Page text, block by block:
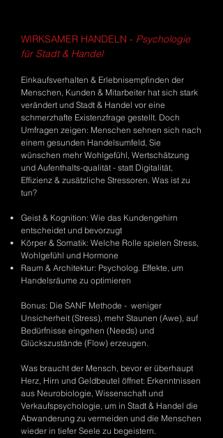
WIRKSAMER HANDELN - Psychologie
für Stadt & Handel
Einkaufsverhalten & Erlebnisempfinden der
Menschen, Kunden & Mitarbeiter hat sich stark
verändert und Stadt & Handel vor eine
schmerzhafte Existenzfrage gestellt. ​Doch
Umfragen zeigen: Menschen sehnen sich nach
einem gesunden Handelsumfeld, Sie
wünschen mehr Wohlgefühl, Wertschätzung
und Aufenthalts-qualität - statt Digitalität,
Effizienz & zusätzliche Stressoren. Was ist zu
tun?
Geist & Kognition: Wie das Kundengehirn
entscheidet und bevorzugt
Körper & Somatik: Welche Rolle spielen Stress,
Wohlgefühl und Hormone
Raum & Architektur: Psycholog. Effekte, um
Handelsräume zu optimieren
Bonus: Die SANF Methode - weniger
Unsicherheit (Stress), mehr Staunen (Awe), auf
Bedürfnisse eingehen (Needs) und
Glückszustände (Flow) erzeugen.
Was braucht der Mensch, bevor er überhaupt
Herz, Hirn und Geldbeutel öffnet: Erkenntnissen
aus Neurobiologie, Wissenschaft und
Verkaufspsychologie, um in Stadt & Handel die
Abwanderung zu vermeiden und die Menschen
wieder in tiefer Seele zu begeistern.